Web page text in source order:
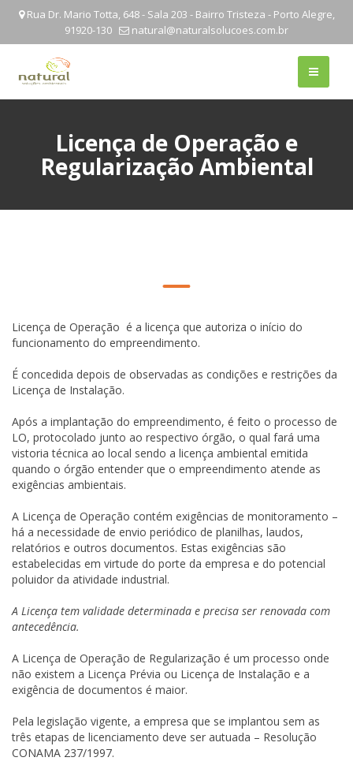
Rua Dr. Mario Totta, 648 - Sala 203 - Bairro Tristeza - Porto Alegre,
91920-130
natural@naturalsolucoes.com.br
Licença de Operação e
Regularização Ambiental
Licença de Operação é a licença que autoriza o início do
funcionamento do empreendimento.
É concedida depois de observadas as condições e restrições da
Licença de Instalação.
Após a implantação do empreendimento, é feito o processo de
LO, protocolado junto ao respectivo órgão, o qual fará uma
vistoria técnica ao local sendo a licença ambiental emitida
quando o órgão entender que o empreendimento atende as
exigências ambientais.
A Licença de Operação contém exigências de monitoramento –
há a necessidade de envio periódico de planilhas, laudos,
relatórios e outros documentos. Estas exigências são
estabelecidas em virtude do porte da empresa e do potencial
poluidor da atividade industrial.
A Licença tem validade determinada e precisa ser renovada com
antecedência.
A Licença de Operação de Regularização é um processo onde
não existem a Licença Prévia ou Licença de Instalação e a
exigência de documentos é maior.
Pela legislação vigente, a empresa que se implantou sem as
três etapas de licenciamento deve ser autuada – Resolução
CONAMA 237/1997.